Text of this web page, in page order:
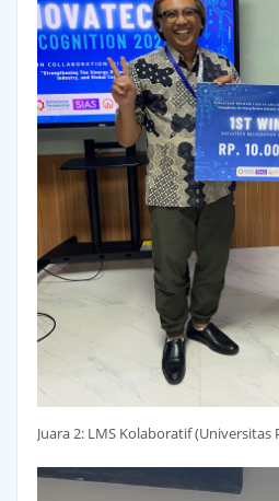
Juara 2: LMS Kolaboratif